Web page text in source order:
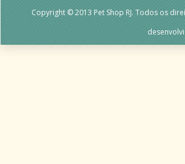
Copyright © 2013 Pet Shop RJ. Todos os